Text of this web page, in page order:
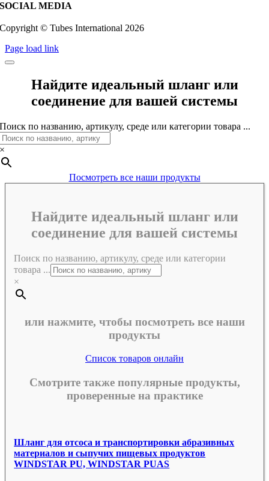
SOCIAL MEDIA
Copyright © Tubes International 2026
Page load link
Найдите идеальный шланг или
соединение для вашей системы
Поиск по названию, артикулу, среде или категории товара ...
×
Посмотреть все наши продукты
Найдите идеальный шланг или
соединение для вашей системы
Поиск по названию, артикулу, среде или категории
товара ...
×
или нажмите, чтобы посмотреть все наши
продукты
Список товаров онлайн
Смотрите также популярные продукты,
проверенные на практике
Шланг для отсоса и транспортировки абразивных
материалов и сыпучих пищевых продуктов
WINDSTAR PU, WINDSTAR PUAS